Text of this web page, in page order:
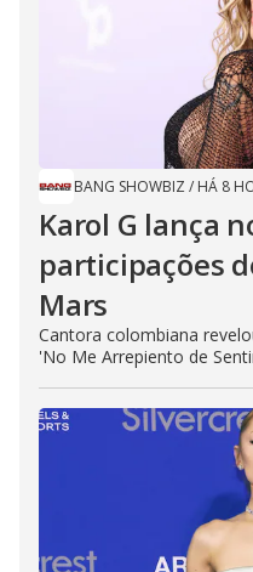
BANG SHOWBIZ / HÁ 8
Karol G lança
participações
Mars
Cantora colombiana
'No Me Arrepiento de